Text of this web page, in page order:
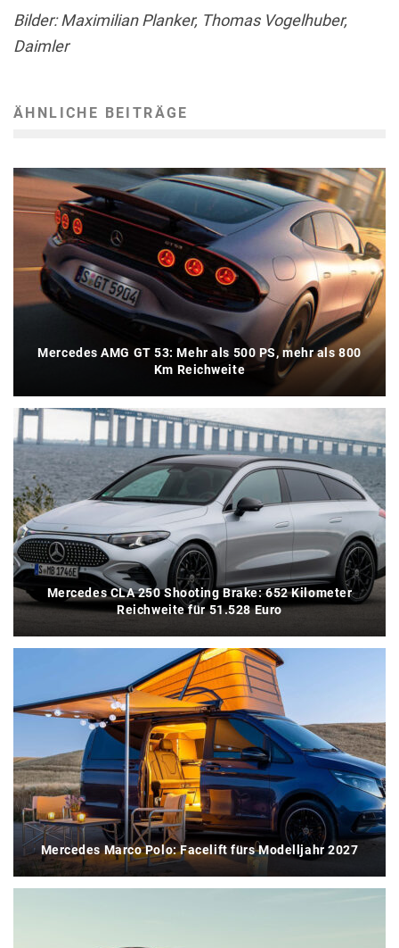
Bilder: Maximilian Planker, Thomas Vogelhuber,
Daimler
ÄHNLICHE BEITRÄGE
Mercedes AMG GT 53: Mehr als 500 PS, mehr als 800
Km Reichweite
Mercedes CLA 250 Shooting Brake: 652 Kilometer
Reichweite für 51.528 Euro
Mercedes Marco Polo: Facelift fürs Modelljahr 2027